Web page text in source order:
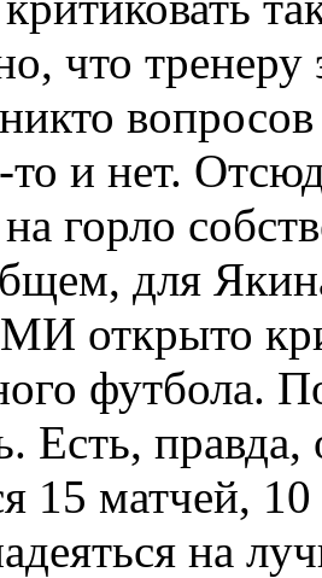
что
то и нет.
горло
для
открыто
футбола.
Есть,
15 матчей,
на